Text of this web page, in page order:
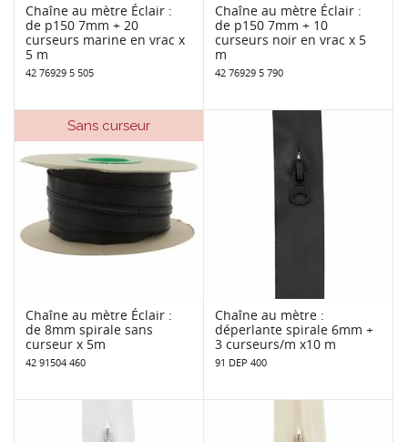
Chaîne au mètre Éclair :
de p150 7mm + 20
curseurs marine en vrac x
5 m
42 76929 5 505
Chaîne au mètre Éclair :
de p150 7mm + 10
curseurs noir en vrac x 5
m
42 76929 5 790
Sans curseur
Chaîne au mètre Éclair :
de 8mm spirale sans
curseur x 5m
42 91504 460
Chaîne au mètre :
déperlante spirale 6mm +
3 curseurs/m x10 m
91 DEP 400